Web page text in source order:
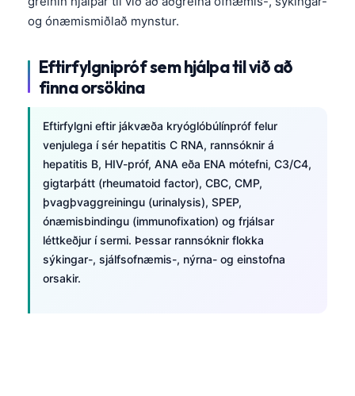
Eftirfylgnipróf sem hjálpa til við að
Eftirfylgni eftir jákvæða kryóglóbúlínpróf felur
hepatitis B, HIV-próf, ANA eða ENA mótefni, C3/C4,
gigtarþátt (rheumatoid factor), CBC, CMP,
þvagþvaggreiningu (urinalysis), SPEP,
ónæmisbindingu (immunofixation) og frjálsar
léttkeðjur í sermi. Þessar rannsóknir flokka
sýkingar-, sjálfsofnæmis-, nýrna- og einstofna
orsakir.
తెలుగు
தமிழ்
ગુજરાતી
ಕನ್ನಡ
മലയാളം
Bahasa Melayu
Tagalog
ไทย
ភាសាខ្មែរ